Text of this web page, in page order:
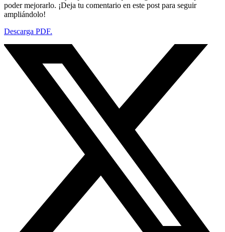
poder mejorarlo. ¡Deja tu comentario en este post para seguir
ampliándolo!
Descarga PDF.